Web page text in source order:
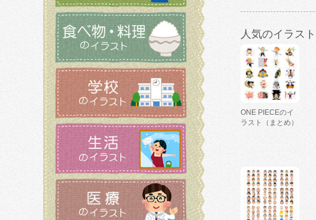
人気のイラスト
ONE PIECEのイ
ラスト（まとめ）